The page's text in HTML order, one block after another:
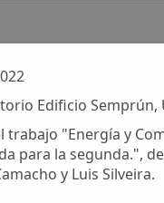
Edificio Semprún,
trabajo "Energía y
para la segunda.",
y Luis Silveira.